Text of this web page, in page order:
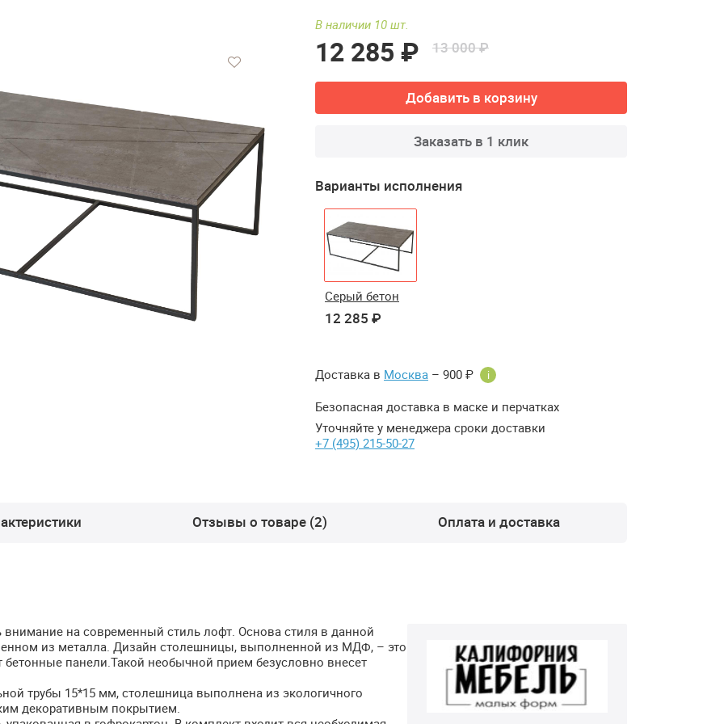
В наличии 10 шт.
12 285 ₽ 13 000 ₽
Добавить в корзину
Заказать в 1 клик
Варианты исполнения
Серый бетон
12 285 ₽
Доставка в Москва – 900 ₽ i
Безопасная доставка в маске и перчатках
Уточняйте у менеджера сроки доставки
+7 (495) 215-50-27
Отзывы о товаре (2) Оплата и доставка
внимание на современный стиль лофт. Основа стиля в данной
из металла. Дизайн столешницы, выполненной из МДФ, – это
бетонные панели.Такой необычной прием безусловно внесет
трубы 15*15 мм, столешница выполнена из экологичного
декоративным покрытием.